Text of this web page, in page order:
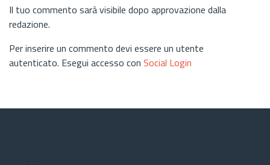
Il tuo commento sarà visibile dopo approvazione dalla
redazione.
Per inserire un commento devi essere un utente
autenticato. Esegui accesso con Social Login